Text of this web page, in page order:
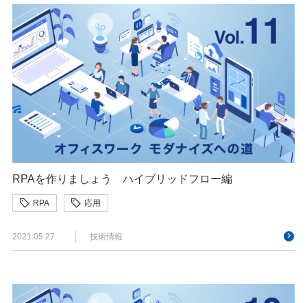
RPAを作りましょう ハイブリッドフロー編
RPA 応用
2021.05.27 技術情報